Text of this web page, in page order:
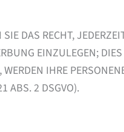
DAS RECHT,
EINZULEGEN;
IHRE
ABS. 2 DSGVO).